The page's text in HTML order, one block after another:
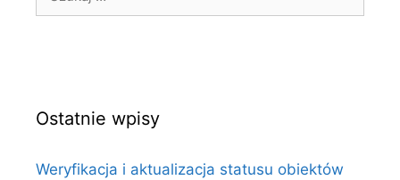
Ostatnie wpisy
Weryfikacja i aktualizacja statusu obiektów